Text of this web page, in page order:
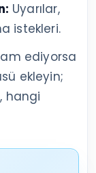
Uyarılar,
istekleri.
ediyorsa
ekleyin;
hangi